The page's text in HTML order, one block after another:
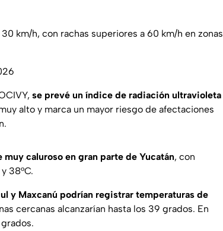
km/h, con rachas superiores a 60 km/h en zonas
se prevé un índice de radiación ultravioleta
alto y marca un mayor riesgo de afectaciones
caluroso en gran parte de Yucatán, con
38°C.
y Maxcanú podrían registrar temperaturas de
cercanas alcanzarían hasta los 39 grados. En